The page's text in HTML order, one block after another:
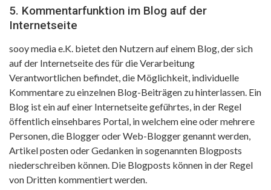
5. Kommentarfunktion im Blog auf der
Internetseite
sooy media e.K. bietet den Nutzern auf einem Blog, der sich
auf der Internetseite des für die Verarbeitung
Verantwortlichen befindet, die Möglichkeit, individuelle
Kommentare zu einzelnen Blog-Beiträgen zu hinterlassen. Ein
Blog ist ein auf einer Internetseite geführtes, in der Regel
öffentlich einsehbares Portal, in welchem eine oder mehrere
Personen, die Blogger oder Web-Blogger genannt werden,
Artikel posten oder Gedanken in sogenannten Blogposts
niederschreiben können. Die Blogposts können in der Regel
von Dritten kommentiert werden.